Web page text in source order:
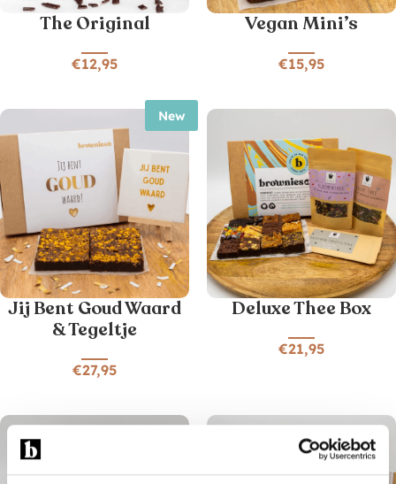
The Original
€12,95
Vegan Mini’s
€15,95
Jij Bent Goud Waard
& Tegeltje
€27,95
New
Deluxe Thee Box
€21,95